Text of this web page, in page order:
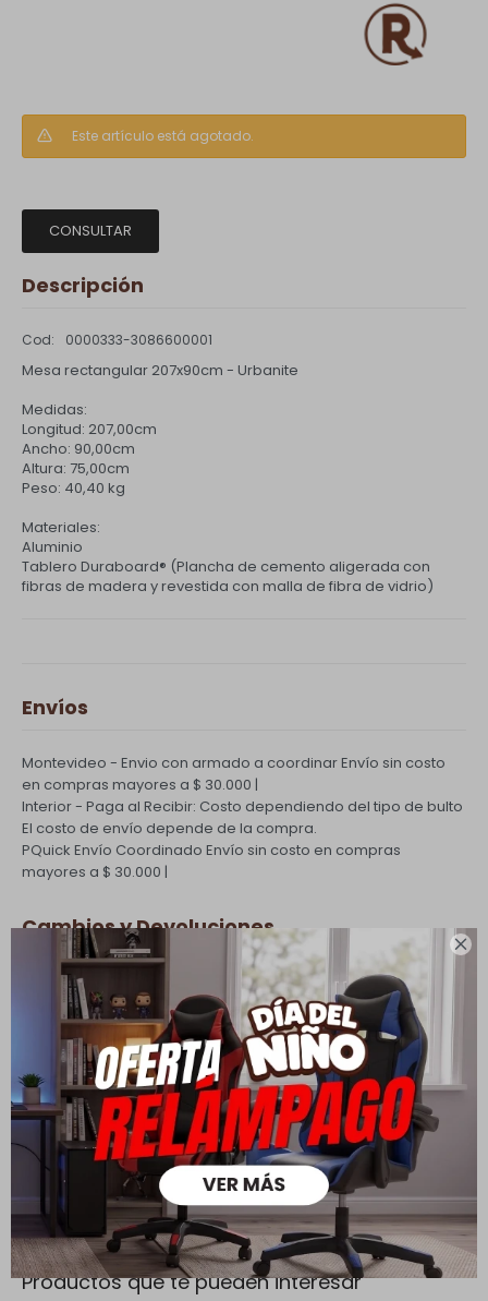

Este artículo está agotado.
CONSULTAR
Descripción
0000333-3086600001
Mesa rectangular 207x90cm - Urbanite
Medidas:
Longitud: 207,00cm
Ancho: 90,00cm
Altura: 75,00cm
Peso: 40,40 kg
Materiales:
Aluminio
Tablero Duraboard® (Plancha de cemento aligerada con
fibras de madera y revestida con malla de fibra de vidrio)
Envíos
Montevideo - Envio con armado a coordinarEnvío sin costo
en compras mayores a $ 30.000 |
Interior - Paga al Recibir: Costo dependiendo del tipo de bulto
El costo de envío depende de la compra.
PQuick Envío Coordinado Envío sin costo en compras
mayores a $ 30.000 |
Cambios y Devoluciones
Todas las compras realizadas tienen un plazo de 5 días para
su cambio.
Ver mas
Medios de pago
Productos que te pueden interesar